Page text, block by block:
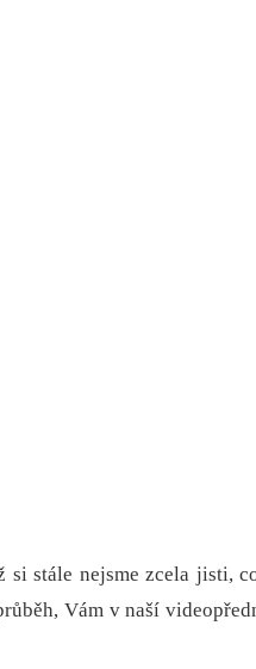
si stále nejsme zcela jisti,
Vám v naší